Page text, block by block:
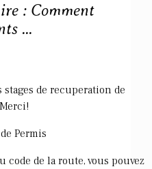
: Comment
...
de recuperation de
Permis
de la route, vous pouvez